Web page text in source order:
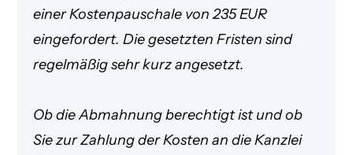
einer Kostenpauschale von 235 EUR
eingefordert. Die gesetzten Fristen sind
regelmäßig sehr kurz angesetzt.
Ob die Abmahnung berechtigt ist und ob
Sie zur Zahlung der Kosten an die Kanzlei